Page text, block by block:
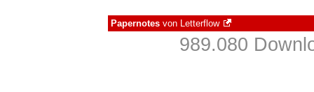
Papernotes von Letterflow
989.080